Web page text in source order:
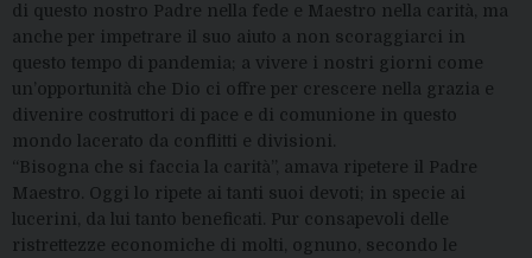
di questo nostro Padre nella fede e Maestro nella carità, ma
anche per impetrare il suo aiuto a non scoraggiarci in
questo tempo di pandemia; a vivere i nostri giorni come
un’opportunità che Dio ci offre per crescere nella grazia e
divenire costruttori di pace e di comunione in questo
mondo lacerato da conflitti e divisioni.
“Bisogna che si faccia la carità”, amava ripetere il Padre
Maestro. Oggi lo ripete ai tanti suoi devoti; in specie ai
lucerini, da lui tanto beneficati. Pur consapevoli delle
ristrettezze economiche di molti, ognuno, secondo le